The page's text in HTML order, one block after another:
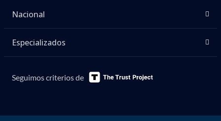
Nacional
Especializados
Seguimos criterios de